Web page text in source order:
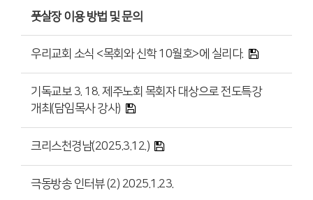
풋살장 이용 방법 및 문의
우리교회 소식 <목회와 신학 10월호>에 실리다.
기독교보 3. 18. 제주노회 목회자 대상으로 전도특강
개최(담임목사 강사)
크리스천경남(2025.3.12.)
극동방송 인터뷰 (2) 2025.1.23.